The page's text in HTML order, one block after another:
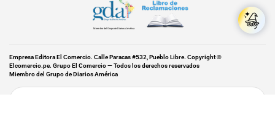
Miembro del Grupo de Diarios América
Empresa Editora El Comercio. Calle Paracas #532, Pueblo Libre. Copyright ©
Elcomercio.pe. Grupo El Comercio — Todos los derechos reservados
Miembro del Grupo de Diarios América